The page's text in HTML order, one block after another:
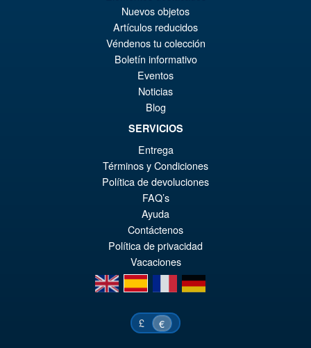
IN DEN WARENKORB
Transformers Age of the
Primes Deluxe Venin ( Venom )
IN DEN WARENKORB
Nuevos objetos
Artículos reducidos
Véndenos tu colección
Boletín informativo
Eventos
Noticias
Blog
SERVICIOS
Entrega
Términos y Condiciones
Política de devoluciones
FAQ’s
Ayuda
Contáctenos
Política de privacidad
Vacaciones
en
es fr de
£ €